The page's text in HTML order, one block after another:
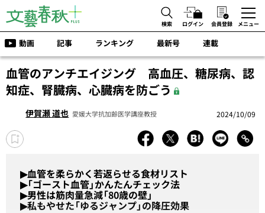
検索 ログイン 会員登録 メニュー
動画 記事 ランキング 最新号 連載
血管のアンチエイジング 高血圧、糖尿病、認
知症、腎臓病、心臓病を防ごう
伊賀瀬 道也 愛媛大学抗加齢医学講座教授 2024/10/09
▶血管を柔らかく若返らせる食材リスト
▶「ゴースト血管」かんたんチェック法
▶男性は筋肉量急減「80歳の壁」
▶私もやせた「ゆるジャンプ」の降圧効果